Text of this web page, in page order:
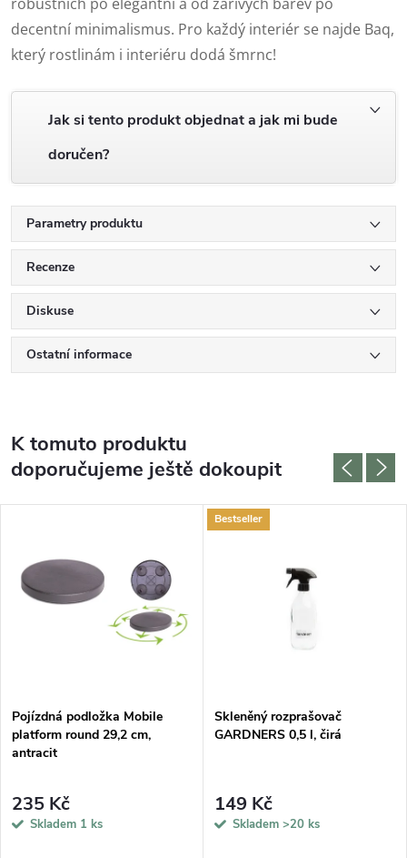
decentní minimalismus. Pro každý interiér se najde Baq,
který rostlinám i interiéru dodá šmrnc!
Jak si tento produkt objednat a jak mi bude
doručen?
Parametry produktu
Recenze
Diskuse
Ostatní informace
K tomuto produktu
doporučujeme ještě dokoupit
Pojízdná podložka Mobile
platform round 29,2 cm,
antracit
235 Kč
Skladem 1 ks
Bestseller
Skleněný rozprašovač
GARDNERS 0,5 l, čirá
149 Kč
Skladem >20 ks